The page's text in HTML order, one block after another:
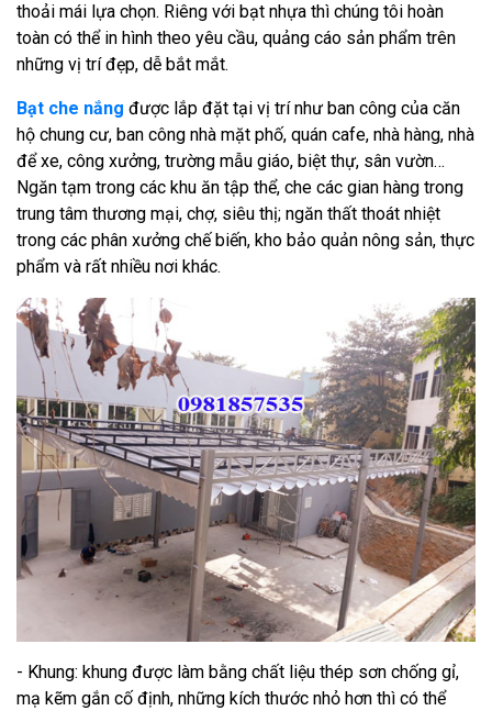
thoải mái lựa chọn. Riêng với bạt nhựa thì chúng tôi hoàn
toàn có thể in hình theo yêu cầu, quảng cáo sản phẩm trên
những vị trí đẹp, dễ bắt mắt.
Bạt che nắng được lắp đặt tại vị trí như ban công của căn
hộ chung cư, ban công nhà mặt phố, quán cafe, nhà hàng, nhà
để xe, công xưởng, trường mẫu giáo, biệt thự, sân vườn…
Ngăn tạm trong các khu ăn tập thể, che các gian hàng trong
trung tâm thương mại, chợ, siêu thị; ngăn thất thoát nhiệt
trong các phân xưởng chế biến, kho bảo quản nông sản, thực
phẩm và rất nhiều nơi khác.
- Khung: khung được làm bằng chất liệu thép sơn chống gỉ,
mạ kẽm gắn cố định, những kích thước nhỏ hơn thì có thể